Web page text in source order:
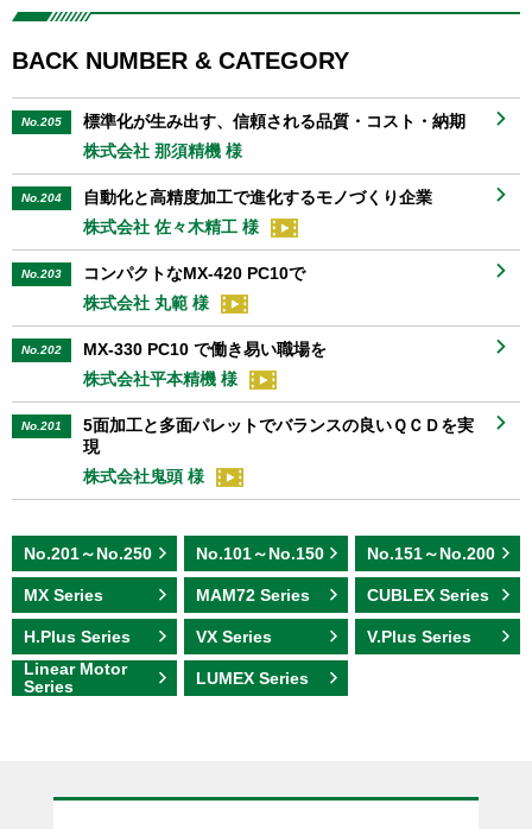
BACK NUMBER & CATEGORY
No.205
標準化が生み出す、信頼される品質・コスト・納期
株式会社 那須精機 様
No.204
自動化と高精度加工で進化するモノづくり企業
株式会社 佐々木精工 様
No.203
コンパクトなMX-420 PC10で
株式会社 丸範 様
No.202
MX-330 PC10 で働き易い職場を
株式会社平本精機 様
No.201
5面加工と多面パレットでバランスの良いＱＣＤを実
現
株式会社鬼頭 様
No.201～No.250 No.101～No.150 No.151～No.200
MX Series MAM72 Series CUBLEX Series
H.Plus Series VX Series
V.Plus Series
Linear Motor
Series
LUMEX Series